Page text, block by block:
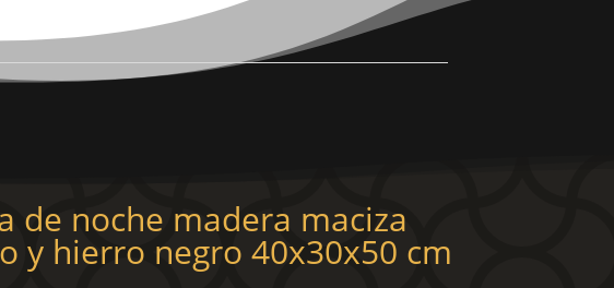
de noche madera maciza
y hierro negro 40x30x50 cm